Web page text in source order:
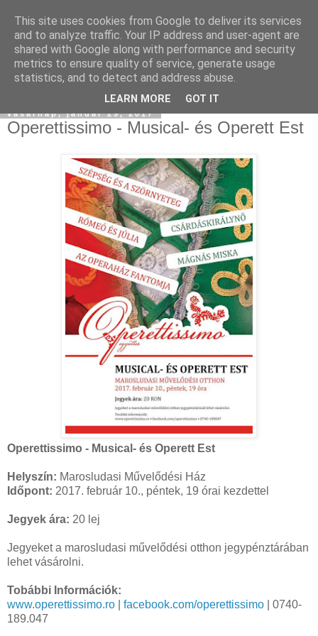
vasárnap, január 29, 2017
Operettissimo - Musical- és Operett Est
Operettissimo - Musical- és Operett Est
Helyszín: Marosludasi Művelődési Ház
Időpont: 2017. február 10., péntek, 19 órai kezdettel
Jegyek ára: 20 lej
Jegyeket a marosludasi művelődési otthon jegypénztárában
lehet vásárolni.
Tobábbi Információk:
www.operettissimo.ro
facebook.com/operettissimo | 0740-
189.047
This site uses cookies from Google to deliver its services
and to analyze traffic. Your IP address and user-agent are
shared with Google along with performance and security
metrics to ensure quality of service, generate usage
statistics, and to detect and address abuse.
LEARN MORE GOT IT